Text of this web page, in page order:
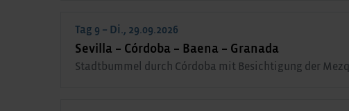
Tag 9 – Di., 29.09.2026
Sevilla – Córdoba – Baena – Granada
Stadtbummel durch Córdoba mit Besichtigung der